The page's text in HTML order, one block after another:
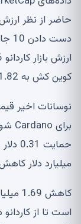
حاضر از نظر ارزش
کوین کش به 11.82 میلیارد دلار نزدیک می شود.
میلیارد دلار
کاهش